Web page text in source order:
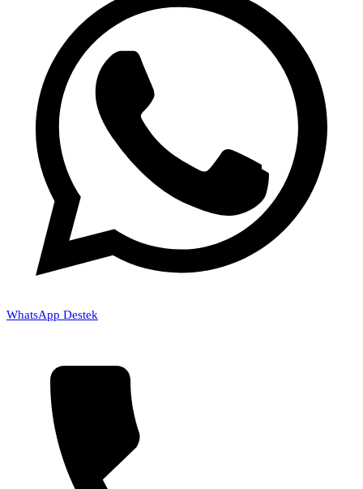
WhatsApp Destek